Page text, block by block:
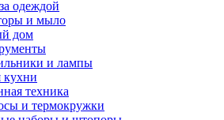
одеждой
и мыло
дом
и лампы
кухни
техника
и термокружки